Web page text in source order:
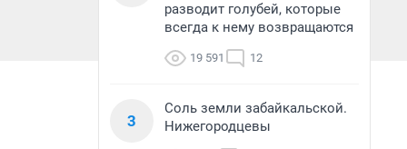
разводит голубей, которые
всегда к нему возвращаются
19 591 12
3
Соль земли забайкальской.
Нижегородцевы